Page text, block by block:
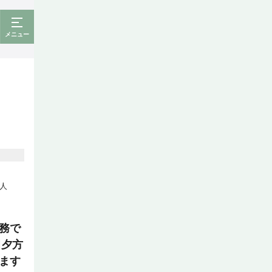
メニュー
で
方
す